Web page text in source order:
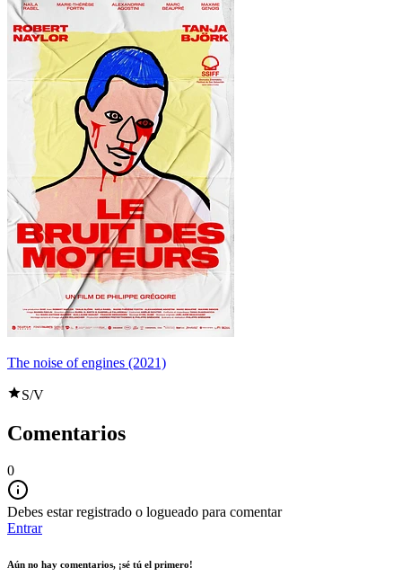
The noise of engines (2021)
S/V
Comentarios
0
Debes estar registrado o logueado para comentar
Entrar
Aún no hay comentarios, ¡sé tú el primero!